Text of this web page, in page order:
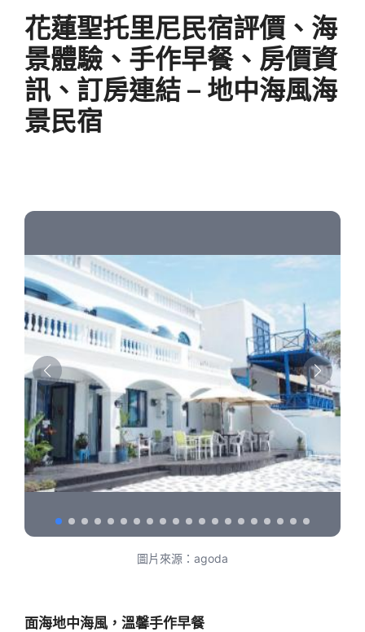
花蓮聖托里尼民宿評價、海
景體驗、手作早餐、房價資
訊、訂房連結 – 地中海風海
景民宿
圖片來源：agoda
面海地中海風，溫馨手作早餐